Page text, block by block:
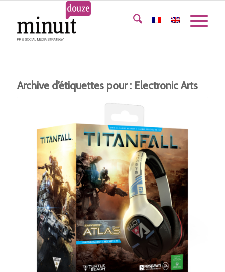
Archive d’étiquettes pour : Electronic Arts